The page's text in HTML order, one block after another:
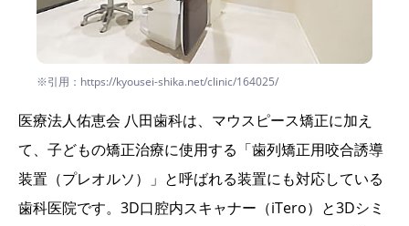
※引用：https://kyousei-shika.net/clinic/164025/
医療法人佑恵会 八田歯科は、マウスピース矯正に加え
て、子どもの矯正治療に使用する「歯列矯正用咬合誘導
装置（プレオルソ）」と呼ばれる装置にも対応している
歯科医院です。3D口腔内スキャナー（iTero）と3Dシミ